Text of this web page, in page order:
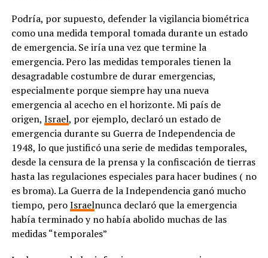
Podría, por supuesto, defender la vigilancia biométrica
como una medida temporal tomada durante un estado
de emergencia. Se iría una vez que termine la
emergencia. Pero las medidas temporales tienen la
desagradable costumbre de durar emergencias,
especialmente porque siempre hay una nueva
emergencia al acecho en el horizonte. Mi país de
origen, Israel, por ejemplo, declaró un estado de
emergencia durante su Guerra de Independencia de
1948, lo que justificó una serie de medidas temporales,
desde la censura de la prensa y la confiscación de tierras
hasta las regulaciones especiales para hacer budines ( no
es broma). La Guerra de la Independencia ganó mucho
tiempo, peroIsraelnunca declaró que la emergencia
había terminado y no había abolido muchas de las
medidas “temporales”